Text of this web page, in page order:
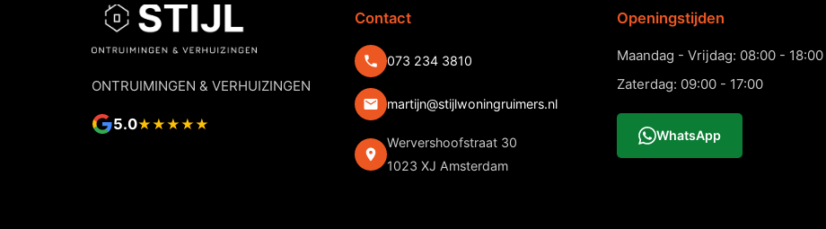
ONTRUIMINGEN & VERHUIZINGEN
5.0★★★★★
Contact
073 234 3810
martijn@stijlwoningruimers.nl
Wervershoofstraat 30
1023 XJ Amsterdam
Openingstijden
Maandag - Vrijdag: 08:00 - 18:00
Zaterdag: 09:00 - 17:00
WhatsApp